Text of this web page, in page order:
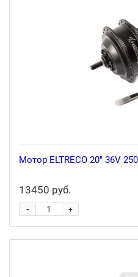
Мотор ELTRECO 20" 36V
13450 руб.
+
-